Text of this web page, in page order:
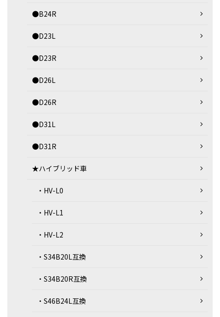
●B24R
●D23L
●D23R
●D26L
●D26R
●D31L
●D31R
★ハイブリッド車
・HV-L0
・HV-L1
・HV-L2
・S34B20L互換
・S34B20R互換
・S46B24L互換